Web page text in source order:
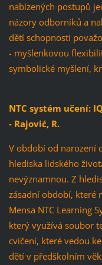
nabízených postupů
názory odborníků a
dětí schopnosti
- myšlenkovou
symbolické myšlení,
NTC systém učení:
- Rajović, R.
V období od narození
hlediska lidského
nevýznamnou. Z
zásadní období, které
Mensa NTC Learning
který využívá soubor
cvičení, které vedou
dětí v předškolním